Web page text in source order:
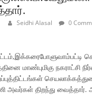
Seidhi Alasal
0
மாண்புமிகு நகராட்சி
அவர்கள்‌ திறந்து வைத்தார்‌.